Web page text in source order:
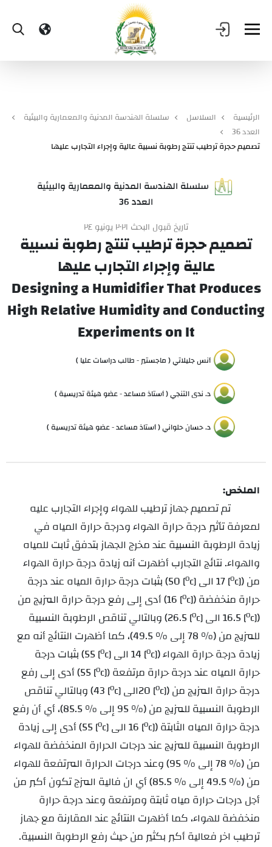
الرئيسية السلاسل
سلسلة الهندسة المدنية والمعمارية والبيئية
العدد 36
تصميم حجرة ترطيب تنتج رطوبة نسبية عالية وإجراء التجارب عليها
سلسلة الهندسة المدنية والمعمارية والبيئية
العدد 36
تاريخ قبول البحث ٢٠٢١ يونيو ٢٤
تصميم حجرة ترطيب تنتج رطوبة نسبية
عالية وإجراء التجارب عليها
Designing a Humidifier That Produces
High Relative Humidity and Conducting
Experiments on It
أنس جليلاتي ( ماجستير - طالب دراسات عليا )
د. ندى التنجي ( أستاذ مساعد - عضو هيئة تدريسية )
د. حسان حلواني ( أستاذ مساعد - عضو هيئة تدريسية )
الملخص:
تم تصميم جهاز ترطيب للهواء وإجراء التجارب عليه
لمعرفة تأثير درجة حرارة الهواء ودرجة حرارة المياه في
زيادة الرطوبة النسبية عند مخرج الجهاز بتدفق ثابت للمياه
والهواء. نتائج التجارب أظهرت أنه زيادة درجة حرارة الهواء
من(
[0c]
[0c]
بثبات درجة حرارة المياه عند درجة
حرارة منخفضة (
[0c]
16) أدى إلى رفع درجة حرارة المزيج من
(
[0c]
[0c]
26.5) وبالتالي تناقص الرطوبة النسبية
للمزيج من (% 78 إلى % 49.5)، كما أظهرت النتائج أنه مع
زيادة درجة حرارة الهواء (
[0c]
[0c]
بثبات درجة
حرارة المياه عند درجة حرارة مرتفعة
[0c])
55) أدى إلى رفع
درجة حرارة المزيج من (
[0c]
[0c]
43) وبالتالي تناقص
الرطوبة النسبية للمزيج من (% 95 إلى % 85.5)، أي أن رفع
درجة حرارة المياه الثابتة (
[0c]
[0c]
55) أدى إلى زيادة
الرطوبة النسبية للمزيج عند درجات الحرارة المنخفضة للهواء
من (% 78 إلى % 95) وعند درجات الحرارة المرتفعة للهواء
من (% 49.5 إلى % 85.5) أي ان فالية المزج تكون أكبر من
أجل درجات حرارة مياه ثابتة ومرتفعة وعند درجة حرارة
منخفضة للهواء،كما أظهرت النتائج عند المقارنة مع جهاز
ترطيب اخر فعالية أكبر بكثير من حيث رفع الرطوبة النسبية.